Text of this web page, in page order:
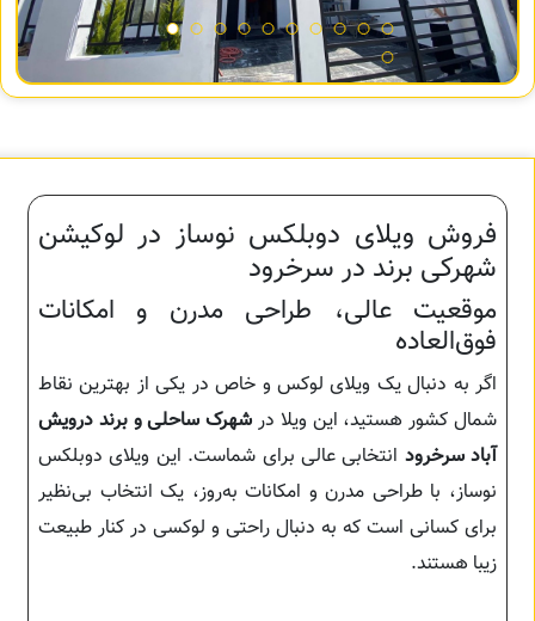
فروش ویلای دوبلکس نوساز در لوکیشن
شهرکی برند در سرخرود
موقعیت عالی، طراحی مدرن و امکانات
فوق‌العاده
اگر به دنبال یک ویلای لوکس و خاص در یکی از بهترین نقاط
شمال کشور هستید، این ویلا در شهرک ساحلی و برند درویش
آباد سرخرود انتخابی عالی برای شماست. این ویلای دوبلکس
نوساز، با طراحی مدرن و امکانات به‌روز، یک انتخاب بی‌نظیر
برای کسانی است که به دنبال راحتی و لوکسی در کنار طبیعت
زیبا هستند.